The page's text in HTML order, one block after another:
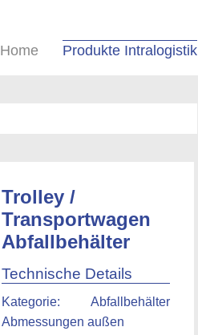
Home Produkte Intralogistik
Trolley /
Transportwagen
Abfallbehälter
Technische Details
Kategorie:
Abfallbehälter
Abmessungen außen